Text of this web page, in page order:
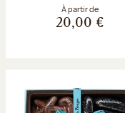
À partir de
20,00 €